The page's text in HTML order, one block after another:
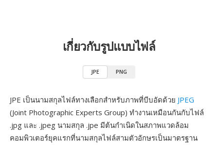
เกี่ยวกับรูปแบบไฟล์
JPE PNG
JPE เป็นนามสกุลไฟล์ทางเลือกสำหรับภาพที่บีบอัดด้วย JPEG
(Joint Photographic Experts Group) ทำงานเหมือนกันกับไฟล์
.jpg และ .jpeg นามสกุล .jpe มีต้นกำเนิดในสภาพแวดล้อม
คอมพิวเตอร์ยุคแรกที่นามสกุลไฟล์สามตัวอักษรเป็นมาตรฐาน